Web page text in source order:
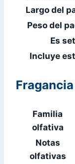
Largo del
Peso del
Es set
Incluye
Fragancia
Familia
olfativa
Notas
olfativas